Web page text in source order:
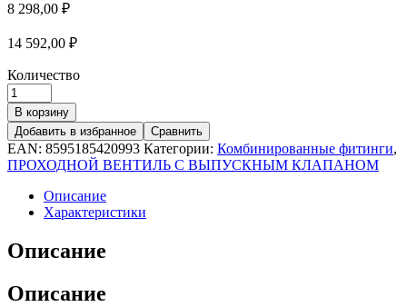
8 298,00 ₽
14 592,00 ₽
Количество
В корзину
Добавить в избранное
Сравнить
EAN: 8595185420993 Категории: Комбинированные фитинги,
ПРОХОДНОЙ ВЕНТИЛЬ С ВЫПУСКНЫМ КЛАПАНОМ
Описание
Характеристики
Описание
Описание